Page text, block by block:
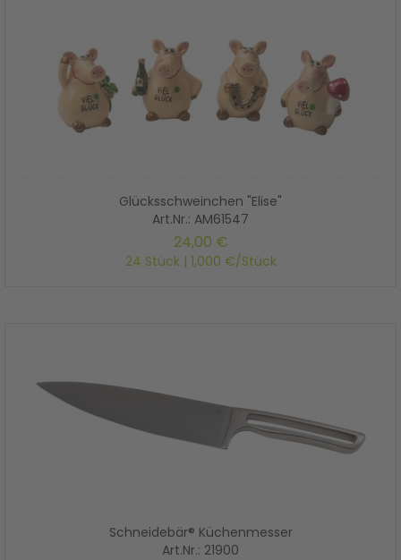
Glücksschweinchen "Elise"
Art.Nr.: AM61547
24,00 €
24 Stück | 1,000 €/Stück
Schneidebär® Küchenmesser
Art.Nr.: 21900